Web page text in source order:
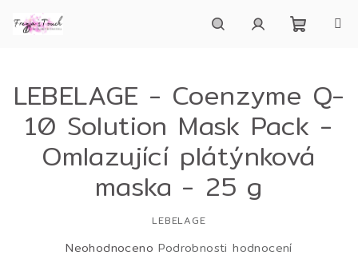
obsah
košík
LEBELAGE - Coenzyme Q-
10 Solution Mask Pack -
Omlazující plátýnková
maska - 25 g
LEBELAGE
Průměrné
Neohodnoceno Podrobnosti hodnocení